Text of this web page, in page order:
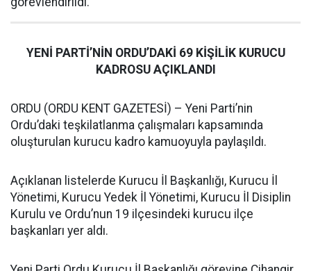
YENİ PARTİ’NİN ORDU’DAKİ 69 KİŞİLİK KURUCU
KADROSU AÇIKLANDI
ORDU (ORDU KENT GAZETESİ) – Yeni Parti’nin
Ordu’daki teşkilatlanma çalışmaları kapsamında
oluşturulan kurucu kadro kamuoyuyla paylaşıldı.
Açıklanan listelerde Kurucu İl Başkanlığı, Kurucu İl
Yönetimi, Kurucu Yedek İl Yönetimi, Kurucu İl Disiplin
Kurulu ve Ordu’nun 19 ilçesindeki kurucu ilçe
başkanları yer aldı.